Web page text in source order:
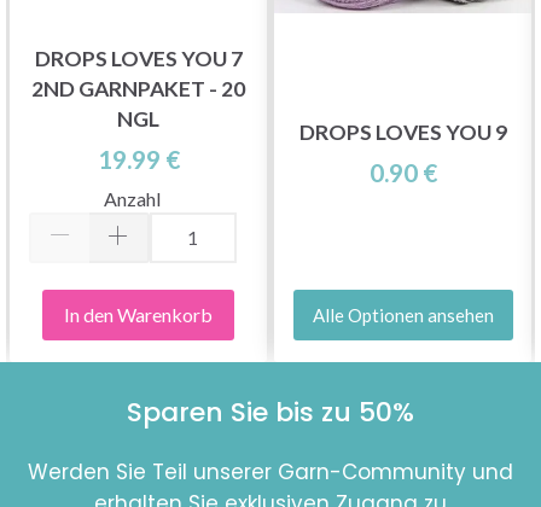
DROPS LOVES YOU 7
2ND GARNPAKET - 20
NGL
19.99 €
Anzahl
In den Warenkorb
DROPS LOVES YOU 9
0.90 €
Alle Optionen ansehen
Sparen Sie bis zu 50%
Werden Sie Teil unserer Garn-Community und